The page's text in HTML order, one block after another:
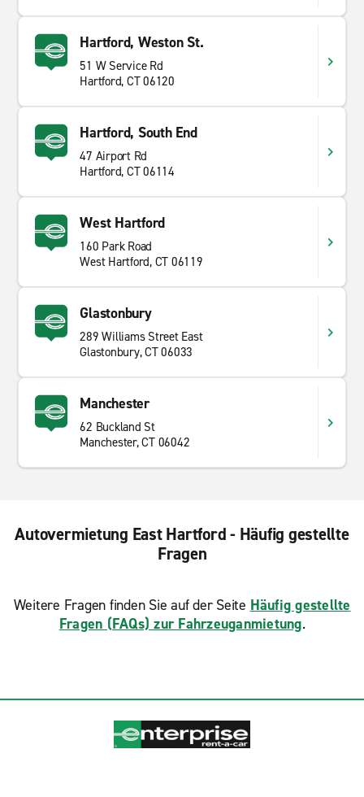
Hartford, Weston St.
51 W Service Rd
Hartford, CT 06120
Hartford, South End
47 Airport Rd
Hartford, CT 06114
West Hartford
160 Park Road
West Hartford, CT 06119
Glastonbury
289 Williams Street East
Glastonbury, CT 06033
Manchester
62 Buckland St
Manchester, CT 06042
Autovermietung East Hartford - Häufig gestellte
Fragen
Weitere Fragen finden Sie auf der Seite Häufig gestellte
Fragen (FAQs) zur Fahrzeuganmietung.